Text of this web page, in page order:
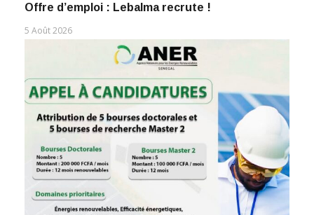
Offre d’emploi : Lebalma recrute !
5 Août 2026